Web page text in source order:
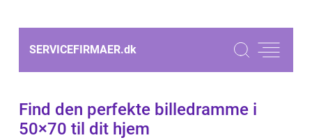
SERVICEFIRMAER.dk
Find den perfekte billedramme i
50×70 til dit hjem